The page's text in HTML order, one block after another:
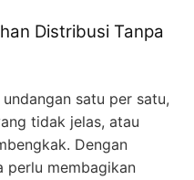
Distribusi Tanpa
satu per satu,
tidak jelas, atau
Dengan
perlu membagikan